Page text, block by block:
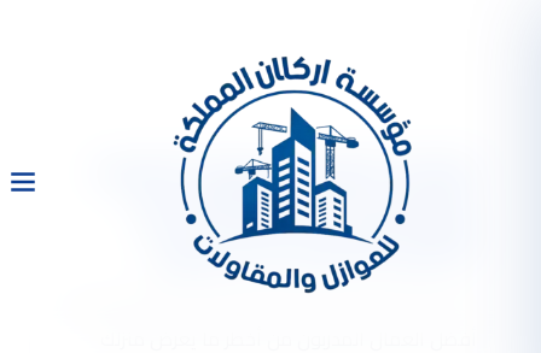
شركة كشف تسربات المياه
بالرياض 0533334179 مع
أفضل العمال المدربون